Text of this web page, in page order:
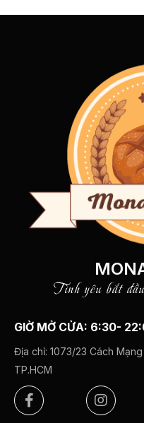
Tình yêu bắt
GIỜ MỞ CỬA: 6:30-
Địa chỉ: 1073/23 Cách Mạng
TP.HCM